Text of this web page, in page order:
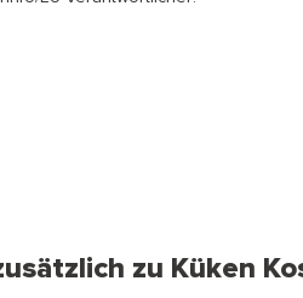
zu Küken